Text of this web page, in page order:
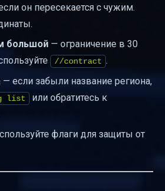
он пересекается с чужим.
большой — ограничение в 30
//contract .
— если забыли название региона,
list
или обратитесь к
флаги для защиты от